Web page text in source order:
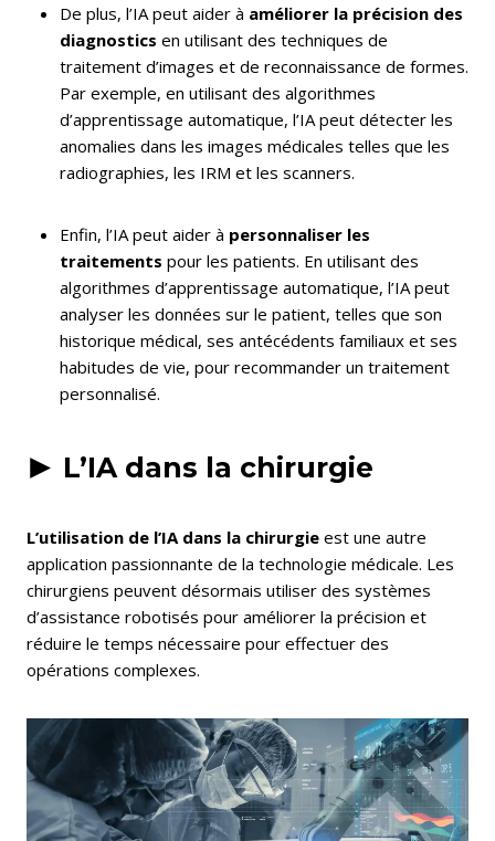
De plus, l’IA peut aider à améliorer la précision des
diagnostics en utilisant des techniques de
traitement d’images et de reconnaissance de formes.
Par exemple, en utilisant des algorithmes
d’apprentissage automatique, l’IA peut détecter les
anomalies dans les images médicales telles que les
radiographies, les IRM et les scanners.
Enfin, l’IA peut aider à personnaliser les
traitements pour les patients. En utilisant des
algorithmes d’apprentissage automatique, l’IA peut
analyser les données sur le patient, telles que son
historique médical, ses antécédents familiaux et ses
habitudes de vie, pour recommander un traitement
personnalisé.
L’IA dans la chirurgie
L’utilisation de l’IA dans la chirurgie est une autre
application passionnante de la technologie médicale. Les
chirurgiens peuvent désormais utiliser des systèmes
d’assistance robotisés pour améliorer la précision et
réduire le temps nécessaire pour effectuer des
opérations complexes.